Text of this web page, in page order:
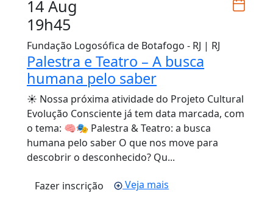
14 Aug
19h45
Fundação Logosófica de Botafogo - RJ | RJ
Palestra e Teatro – A busca
humana pelo saber
☀️ Nossa próxima atividade do Projeto Cultural
Evolução Consciente já tem data marcada, com
o tema: 🧠🎭 Palestra & Teatro: a busca
humana pelo saber O que nos move para
descobrir o desconhecido? Qu...
Fazer inscrição Veja mais